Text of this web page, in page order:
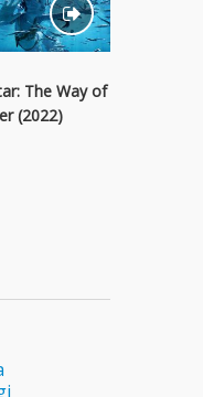
The Way of
(2022)